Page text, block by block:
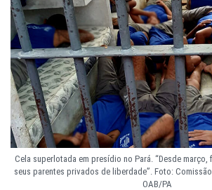
Cela superlotada em presídio no Pará. “Desde março,
seus parentes privados de liberdade”. Foto:
OAB/PA